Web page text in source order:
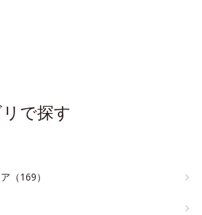
で探す
（169）